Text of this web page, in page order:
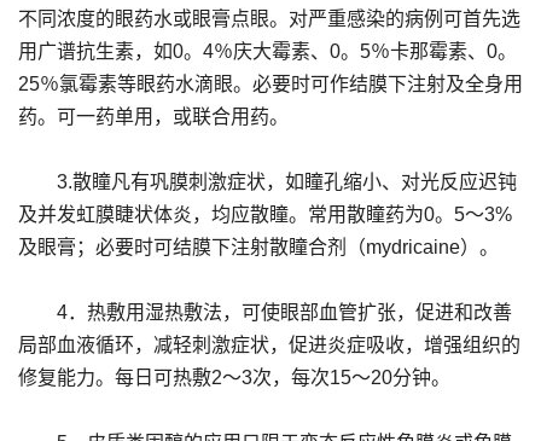
不同浓度的眼药水或眼膏点眼。对严重感染的病例可首先选
用广谱抗生素，如0。4％庆大霉素、0。5％卡那霉素、0。
25％氯霉素等眼药水滴眼。必要时可作结膜下注射及全身用
药。可一药单用，或联合用药。
3.散瞳凡有巩膜刺激症状，如瞳孔缩小、对光反应迟钝
及并发虹膜睫状体炎，均应散瞳。常用散瞳药为0。5～3%
及眼膏；必要时可结膜下注射散瞳合剂（mydricaine）。
4．热敷用湿热敷法，可使眼部血管扩张，促进和改善
局部血液循环，减轻刺激症状，促进炎症吸收，增强组织的
修复能力。每日可热敷2～3次，每次15～20分钟。